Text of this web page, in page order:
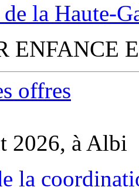
la Haute-
ENFANCE
offres
2026, à Albi
la